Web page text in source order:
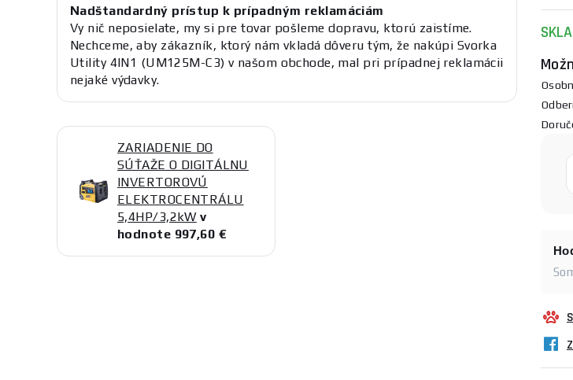
Nadštandardný prístup k prípadným reklamáciám
Vy nič neposielate, my si pre tovar pošleme dopravu, ktorú zaistíme.
Nechceme, aby zákazník, ktorý nám vkladá dôveru tým, že nakúpi Svorka
Utility 4IN1 (UM125M-C3) v našom obchode, mal pri prípadnej reklamácii
nejaké výdavky.
ZARIADENIE DO
SÚŤAŽE O DIGITÁLNU
INVERTOROVÚ
ELEKTROCENTRÁLU
5,4HP/3,2kW v
hodnote 997,60 €